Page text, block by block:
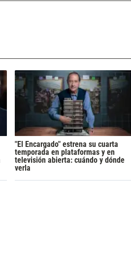
"El Encargado" estrena su cuarta
temporada en plataformas y en
televisión abierta: cuándo y dónde
verla